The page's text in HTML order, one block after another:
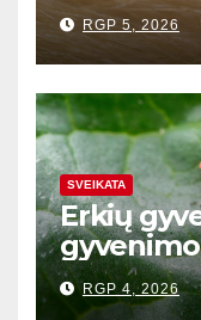
RGP 5, 2026
SVEIKATA
Erkių
RGP 4, 2026